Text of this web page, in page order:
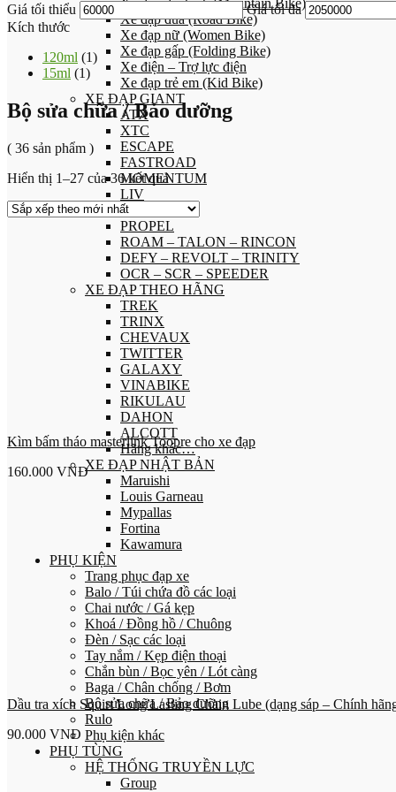
Xe đạp địa hình (Mountain Bike)
Xe đạp đua (Road Bike)
Xe đạp nữ (Women Bike)
Xe đạp gấp (Folding Bike)
Xe điện – Trợ lực điện
Xe đạp trẻ em (Kid Bike)
XE ĐẠP GIANT
ATX
XTC
ESCAPE
FASTROAD
MOMENTUM
LIV
TCR
PROPEL
ROAM – TALON – RINCON
DEFY – REVOLT – TRINITY
OCR – SCR – SPEEDER
XE ĐẠP THEO HÃNG
TREK
TRINX
CHEVAUX
TWITTER
GALAXY
VINABIKE
RIKULAU
DAHON
ALCOTT
Hãng khác…
XE ĐẠP NHẬT BẢN
Maruishi
Louis Garneau
Mypallas
Fortina
Kawamura
PHỤ KIỆN
Trang phục đạp xe
Balo / Túi chứa đồ các loại
Chai nước / Gá kẹp
Khoá / Đồng hồ / Chuông
Đèn / Sạc các loại
Tay nắm / Kẹp điện thoại
Chắn bùn / Bọc yên / Lót càng
Baga / Chân chống / Bơm
Bộ sửa chữa / Bảo dưỡng
Rulo
Phụ kiện khác
PHỤ TÙNG
HỆ THỐNG TRUYỀN LỰC
Group
Giá tối thiểu
Giá tối đa
Kích thước
120ml (1)
15ml (1)
Bộ sửa chữa / Bảo dưỡng
( 36 sản phẩm )
Hiển thị 1–27 của 36 kết quả
Kìm bấm tháo masterlink Toopre cho xe đạp
160.000 VNĐ
Dầu tra xích Squirt Long Lasting Chain Lube (dạng sáp – Chính
90.000 VNĐ